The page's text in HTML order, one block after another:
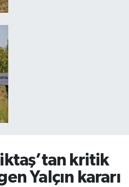
kritik
Yalçın kararı